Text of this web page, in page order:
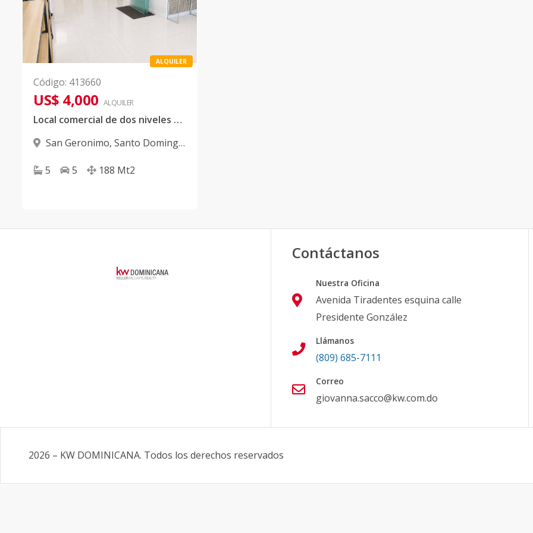
ALQUILER
Código: 413660
US$ 4,000 ALQUILER
Local comercial de dos niveles en Alquiler, Avenida Olof Palme, San Geronimo
San Geronimo, Santo Domingo
5
5 188 Mt2
Contáctanos
Nuestra Oficina
Avenida Tiradentes esquina calle
Presidente González
Llámanos
(809) 685-7111
Correo
giovanna.sacco@kw.com.do
2026 – KW DOMINICANA. Todos los derechos reservados